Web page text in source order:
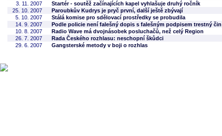
3. 11. 2007
Startér - soutěž začínajících kapel vyhlašuje druhý ročník
25. 10. 2007
Paroubkův Kudrys je pryč první, další ještě zbývají
5. 10. 2007
Stálá komise pro sdělovací prostředky se probudila
14. 9. 2007
Podle policie není falešný dopis s falešným podpisem trestný čin
10. 8. 2007
Radio Wave má dvojnásobek posluchačů, než celý Region
26. 7. 2007
Rada Českého rozhlasu: neschopní škůdci
29. 6. 2007
Gangsterské metody v boji o rozhlas